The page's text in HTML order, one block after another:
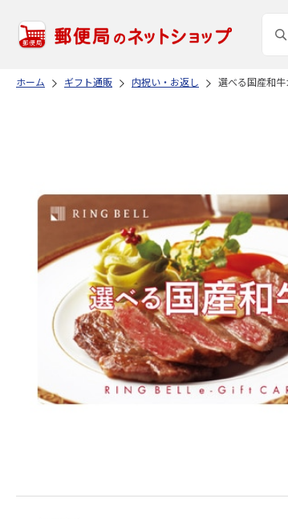
ホーム ギフト通販 内祝い・お返し 選べる国産和